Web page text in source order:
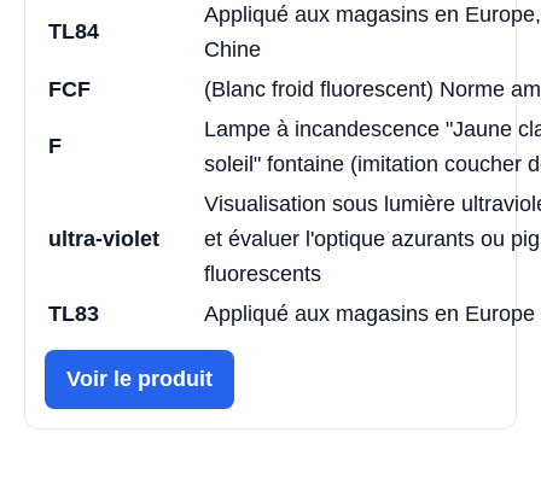
TL84
Appliqué aux magasins en
Chine
FCF
(Blanc froid fluorescent) Norme
F
Lampe à incandescence "Jaune
soleil" fontaine (imitation coucher
ultra-violet
Visualisation sous lumière
et évaluer l'optique azurants ou
fluorescents
TL83
Appliqué aux magasins en Europe
Voir le produit